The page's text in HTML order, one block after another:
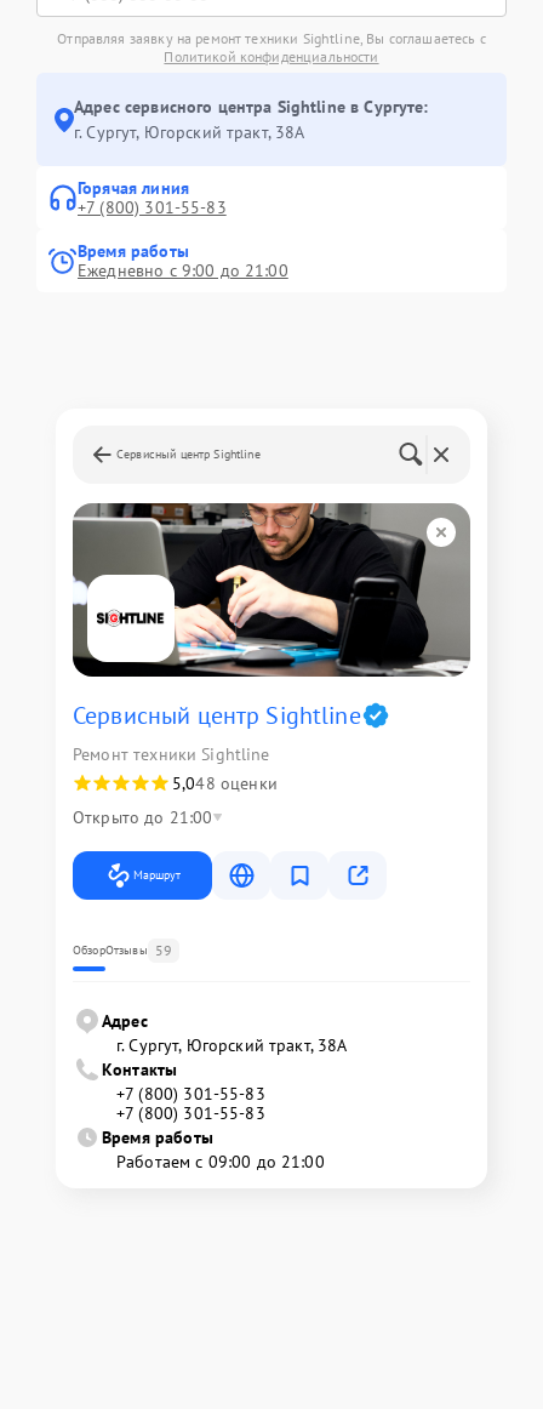
Отправляя заявку на ремонт техники Sightline, Вы соглашаетесь с
Политикой конфиденциальности
Адрес сервисного центра Sightline в Сургуте:
г. Сургут, Югорский тракт, 38А
Горячая линия
+7 (800) 301-55-83
Время работы
Ежедневно с 9:00 до 21:00
Сервисный центр Sightline
Сервисный центр Sightline
Ремонт техники Sightline
5,048 оценки
Открыто до 21:00
Маршрут
ОбзорОтзывы 59
Адрес
г. Сургут, Югорский тракт, 38А
Контакты
+7 (800) 301-55-83
+7 (800) 301-55-83
Время работы
Работаем с 09:00 до 21:00